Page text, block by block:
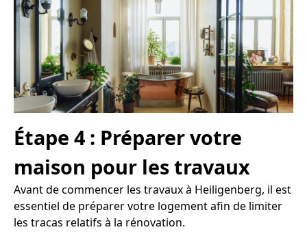
Étape 4 : Préparer votre
maison pour les travaux
Avant de commencer les travaux à Heiligenberg, il est
essentiel de préparer votre logement afin de limiter
les tracas relatifs à la rénovation.